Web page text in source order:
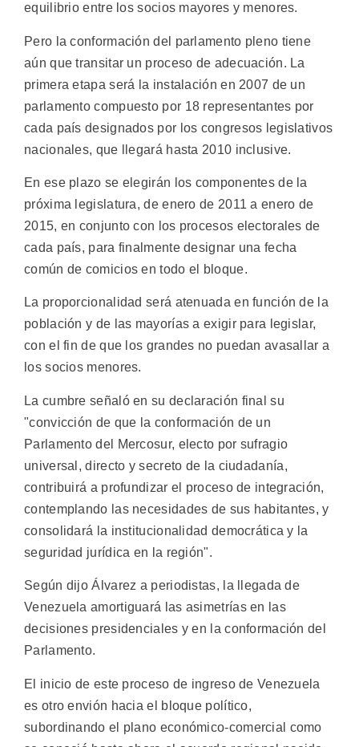
equilibrio entre los socios mayores y menores.
Pero la conformación del parlamento pleno tiene
aún que transitar un proceso de adecuación. La
primera etapa será la instalación en 2007 de un
parlamento compuesto por 18 representantes por
cada país designados por los congresos legislativos
nacionales, que llegará hasta 2010 inclusive.
En ese plazo se elegirán los componentes de la
próxima legislatura, de enero de 2011 a enero de
2015, en conjunto con los procesos electorales de
cada país, para finalmente designar una fecha
común de comicios en todo el bloque.
La proporcionalidad será atenuada en función de la
población y de las mayorías a exigir para legislar,
con el fin de que los grandes no puedan avasallar a
los socios menores.
La cumbre señaló en su declaración final su
"convicción de que la conformación de un
Parlamento del Mercosur, electo por sufragio
universal, directo y secreto de la ciudadanía,
contribuirá a profundizar el proceso de integración,
contemplando las necesidades de sus habitantes, y
consolidará la institucionalidad democrática y la
seguridad jurídica en la región".
Según dijo Álvarez a periodistas, la llegada de
Venezuela amortiguará las asimetrías en las
decisiones presidenciales y en la conformación del
Parlamento.
El inicio de este proceso de ingreso de Venezuela
es otro envión hacia el bloque político,
subordinando el plano económico-comercial como